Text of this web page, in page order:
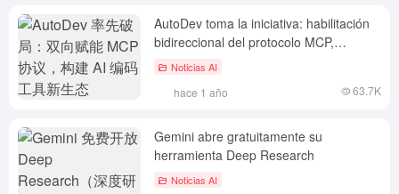
AutoDev toma la iniciativa: habilitación
bidireccional del protocolo MCP,
creación de un nuevo ecosistema de
Noticias AI
hace 1 año 63.7K
Gemini abre gratuitamente su
herramienta Deep Research
Noticias AI